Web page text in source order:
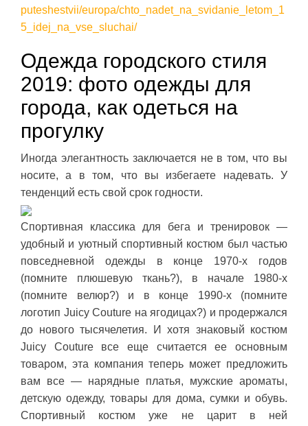
puteshestvii/europa/chto_nadet_na_svidanie_letom_1
5_idej_na_vse_sluchai/
Одежда городского стиля
2019: фото одежды для
города, как одеться на
прогулку
Иногда элегантность заключается не в том, что вы
носите, а в том, что вы избегаете надевать. У
тенденций есть свой срок годности.
Спортивная классика для бега и тренировок —
удобный и уютный спортивный костюм был частью
повседневной одежды в конце 1970-х годов
(помните плюшевую ткань?), в начале 1980-х
(помните велюр?) и в конце 1990-х (помните
логотип Juicy Couture на ягодицах?) и продержался
до нового тысячелетия. И хотя знаковый костюм
Juicy Couture все еще считается ее основным
товаром, эта компания теперь может предложить
вам все — нарядные платья, мужские ароматы,
детскую одежду, товары для дома, сумки и обувь.
Спортивный костюм уже не царит в ней